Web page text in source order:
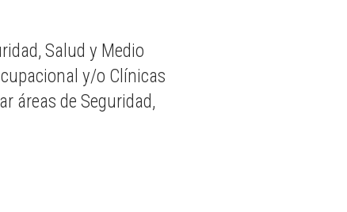
Salud y Medio
y/o Clínicas
áreas de Seguridad,